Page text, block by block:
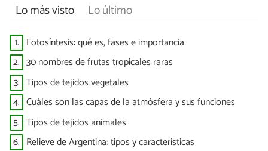
Lo más visto Lo último
1. Fotosíntesis: qué es, fases e importancia
2. 30 nombres de frutas tropicales raras
3. Tipos de tejidos vegetales
4. Cuáles son las capas de la atmósfera y sus funciones
5. Tipos de tejidos animales
6. Relieve de Argentina: tipos y características